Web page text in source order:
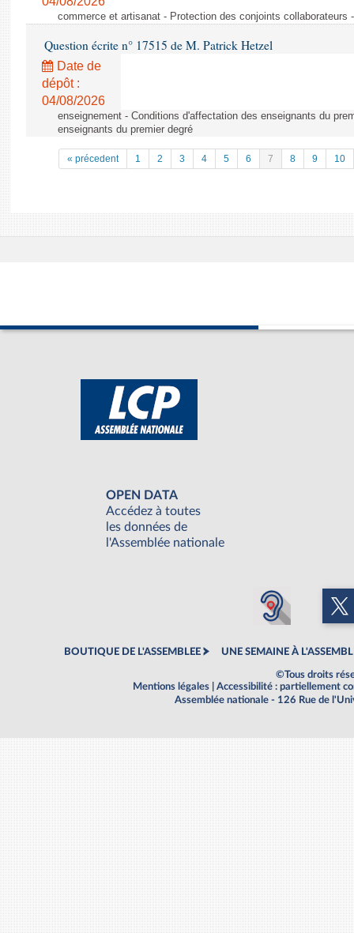
commerce et artisanat - Protection des conjoints collaborateurs
Question écrite n° 17515 de M. Patrick Hetzel
Date de
dépôt :
04/08/2026
enseignement - Conditions d'affectation des enseignants du
enseignants du premier degré
« précedent 1 2 3 4 5 6 7 8 9 10
OPEN DATA
Accédez à toutes
les données de
l'Assemblée nationale
BOUTIQUE DE L'ASSEMBLEE UNE SEMAINE À
©Tous droits
Mentions légales
Accessibilité : partiellement
Assemblée nationale - 126 Rue de